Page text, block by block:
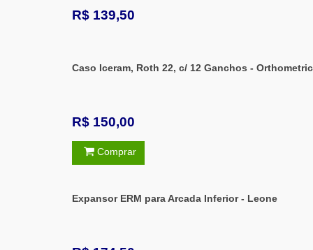
R$ 139,50
Caso Iceram, Roth 22, c/ 12 Ganchos - Orthometric
R$ 150,00
Comprar
Expansor ERM para Arcada Inferior - Leone